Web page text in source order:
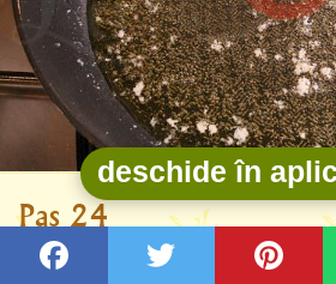
Pas 24
Scoateți gnocchi din apă
deschide în